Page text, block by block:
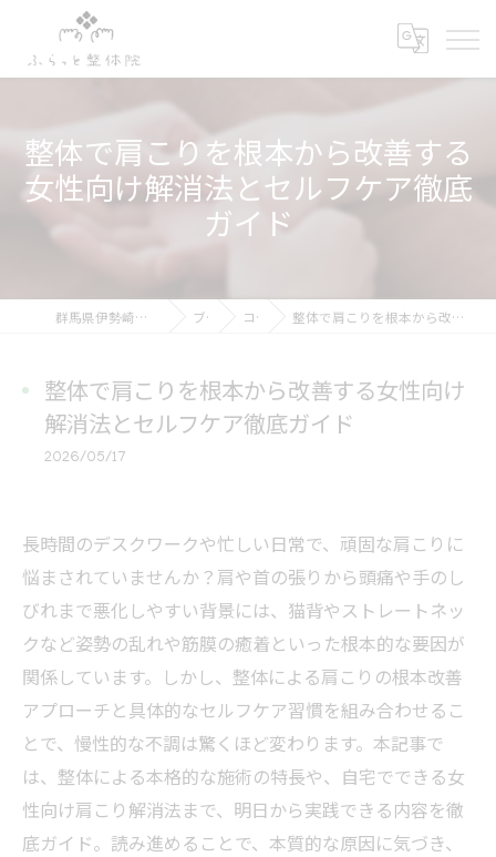
整体で肩こりを根本から改善する
女性向け解消法とセルフケア徹底
ガイド
群馬県伊勢崎市の整体ならふらっと整体院 ブログ コラム 整体で肩こりを根本から改善する女性向け解消法とセルフケア徹底ガイド
整体で肩こりを根本から改善する女性向け
解消法とセルフケア徹底ガイド
2026/05/17
長時間のデスクワークや忙しい日常で、頑固な肩こりに
悩まされていませんか？肩や首の張りから頭痛や手のし
びれまで悪化しやすい背景には、猫背やストレートネッ
クなど姿勢の乱れや筋膜の癒着といった根本的な要因が
関係しています。しかし、整体による肩こりの根本改善
アプローチと具体的なセルフケア習慣を組み合わせるこ
とで、慢性的な不調は驚くほど変わります。本記事で
は、整体による本格的な施術の特長や、自宅でできる女
性向け肩こり解消法まで、明日から実践できる内容を徹
底ガイド。読み進めることで、本質的な原因に気づき、